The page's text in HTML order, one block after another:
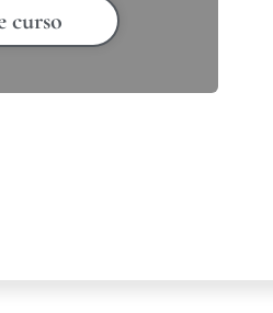
curso